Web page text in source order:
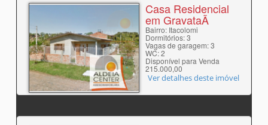
Casa Residencial
em GravataÃ­
Bairro: Itacolomi
Dormitórios: 3
Vagas de garagem: 3
WC: 2
Disponível para Venda
215.000,00
Ver detalhes deste imóvel